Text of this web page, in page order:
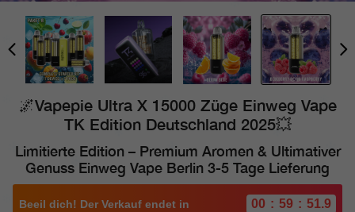
🌌Vapepie Ultra X 15000 Züge Einweg Vape
TK Edition Deutschland 2025💥
Limitierte Edition – Premium Aromen & Ultimativer
Genuss Einweg Vape Berlin 3-5 Tage Lieferung
Beeil dich! Der Verkauf endet in 00 : 59 : 50.0